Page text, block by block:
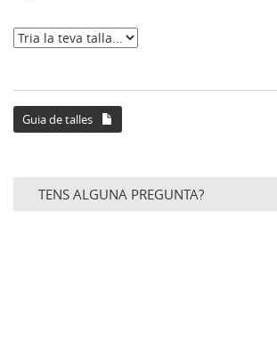
Guia de talles
TENS ALGUNA PREGUNTA?